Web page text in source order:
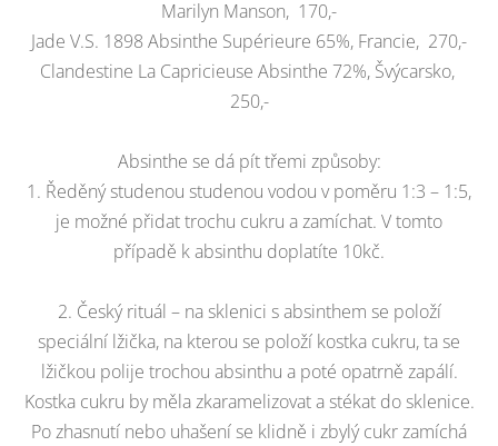
Marilyn Manson, 170,-
Jade V.S. 1898 Absinthe Supérieure 65%, Francie, 270,-
Clandestine La Capricieuse Absinthe 72%, Švýcarsko,
250,-
Absinthe se dá pít třemi způsoby:
1. Ředěný studenou studenou vodou v poměru 1:3 – 1:5,
je možné přidat trochu cukru a zamíchat. V tomto
případě k absinthu doplatíte 10kč.
2. Český rituál – na sklenici s absinthem se položí
speciální lžička, na kterou se položí kostka cukru, ta se
lžičkou polije trochou absinthu a poté opatrně zapálí.
Kostka cukru by měla zkaramelizovat a stékat do sklenice.
Po zhasnutí nebo uhašení se klidně i zbylý cukr zamíchá